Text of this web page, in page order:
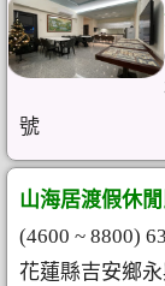
號
山海居渡假休
(4600 ~ 8800)
花蓮縣吉安鄉